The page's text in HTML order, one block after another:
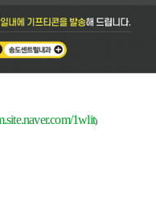
1wlit)